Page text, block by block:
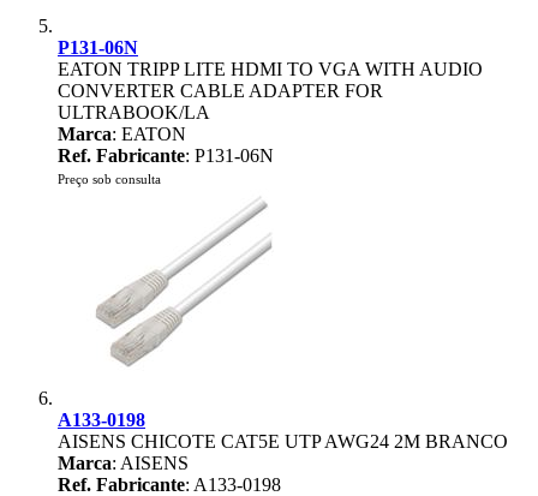
P131-06N
EATON TRIPP LITE HDMI TO VGA WITH AUDIO
CONVERTER CABLE ADAPTER FOR
ULTRABOOK/LA
Marca: EATON
Ref. Fabricante: P131-06N
Preço sob consulta
A133-0198
AISENS CHICOTE CAT5E UTP AWG24 2M BRANCO
Marca: AISENS
Ref. Fabricante: A133-0198